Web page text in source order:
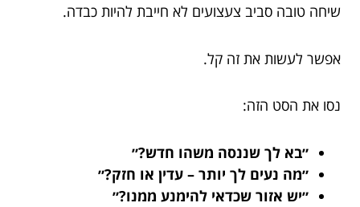
שיחה טובה סביב צעצועים לא חייבת להיות כבדה.
אפשר לעשות את זה קל.
נסו את הסט הזה:
״בא לך שננסה משהו חדש?״
״מה נעים לך יותר – עדין או חזק?״
״יש אזור שכדאי להימנע ממנו?״